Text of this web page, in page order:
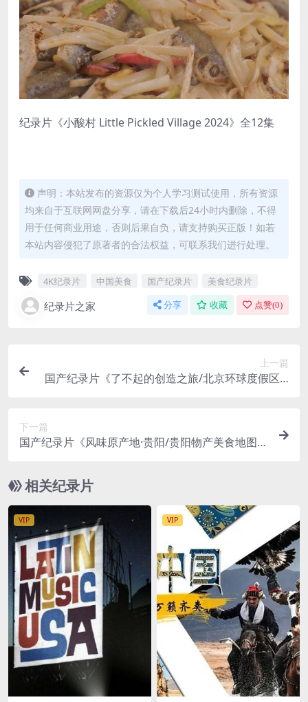
纪录片《小酸村 Little Pickled Village 2024》全12集
声明：本站发布的资源仅为个人学习测试使用，所有资源
均来自于互联网网盘分享，请在下载后24小时内删除，不得
用于任何商业用途，否则后果自负，请支持购买正版！如若
本站内容侵犯了原著者的合法权益，可联系我们进行处理。
4K纪录片 中国美食 国产纪录片 美食纪录片
纪录片之家 分享 收藏 点赞(0)
上一篇
国产纪录片《了不起的创造之旅/北京环球度假区 2
下一篇
国产纪录片《风味原产地·贵阳/贵阳物产美食地图 2
相关纪录片
VIP VIP